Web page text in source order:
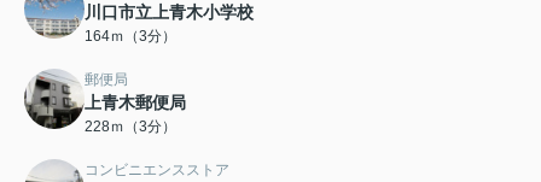
川口市立上青木小学校
164ｍ（3分）
郵便局
上青木郵便局
228ｍ（3分）
コンビニエンスストア